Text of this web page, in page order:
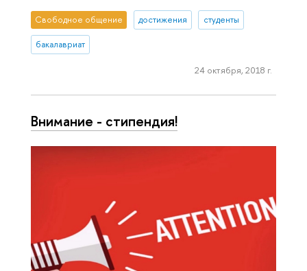
Свободное общение достижения студенты
бакалавриат
24 октября, 2018 г.
Внимание - стипендия!